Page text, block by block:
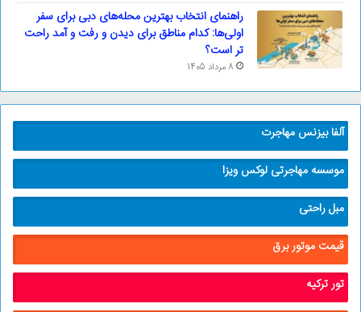
راهنمای انتخاب بهترین محله‌های دبی برای سفر
اولی‌ها: کدام مناطق برای دیدن و رفت و آمد راحت
تر است؟
8 مرداد 1405
آلفا بیزنس مهاجرت
موسسه مهاجرتی لوکس ویزا
مبل راحتی
قیمت موتور برق
تور ترکیه